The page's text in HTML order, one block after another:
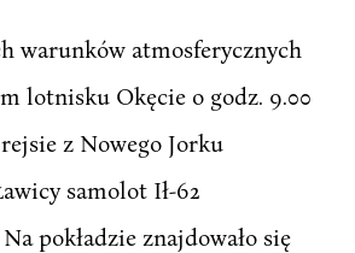
warunków atmosferycznych
lotnisku Okęcie o godz. 9.00
z Nowego Jorku
samolot Ił-62
pokładzie znajdowało się